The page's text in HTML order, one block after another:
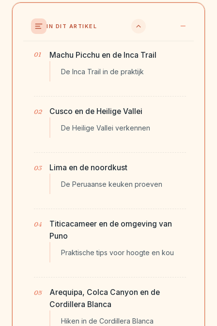
IN DIT ARTIKEL
Machu Picchu en de Inca Trail
De Inca Trail in de praktijk
Cusco en de Heilige Vallei
De Heilige Vallei verkennen
Lima en de noordkust
De Peruaanse keuken proeven
Titicacameer en de omgeving van
Puno
Praktische tips voor hoogte en kou
Arequipa, Colca Canyon en de
Cordillera Blanca
Hiken in de Cordillera Blanca